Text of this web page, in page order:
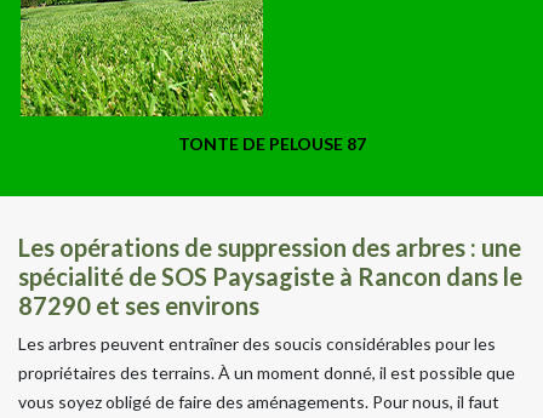
TONTE DE PELOUSE 87
Les opérations de suppression des arbres : une
spécialité de SOS Paysagiste à Rancon dans le
87290 et ses environs
Les arbres peuvent entraîner des soucis considérables pour les
propriétaires des terrains. À un moment donné, il est possible que
vous soyez obligé de faire des aménagements. Pour nous, il faut